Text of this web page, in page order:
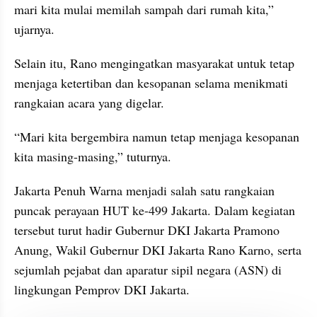
mari kita mulai memilah sampah dari rumah kita,”
ujarnya.
Selain itu, Rano mengingatkan masyarakat untuk tetap
menjaga ketertiban dan kesopanan selama menikmati
rangkaian acara yang digelar.
“Mari kita bergembira namun tetap menjaga kesopanan
kita masing-masing,” tuturnya.
Jakarta Penuh Warna menjadi salah satu rangkaian
puncak perayaan HUT ke-499 Jakarta. Dalam kegiatan
tersebut turut hadir Gubernur DKI Jakarta Pramono
Anung, Wakil Gubernur DKI Jakarta Rano Karno, serta
sejumlah pejabat dan aparatur sipil negara (ASN) di
lingkungan Pemprov DKI Jakarta.